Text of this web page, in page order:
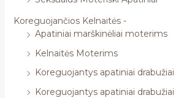
Koreguojančios Kelnaitės -
Apatiniai marškinėliai moterims
Kelnaitės Moterims
Koreguojantys apatiniai drabužiai
Koreguojantys apatiniai drabužiai